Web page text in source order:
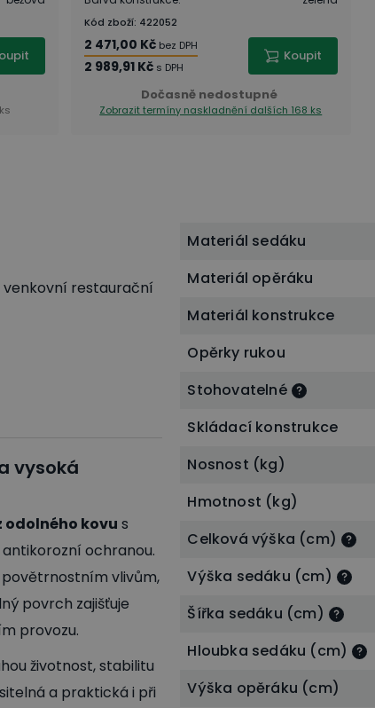
Kód zboží: 422052
2 471,00 Kč bez DPH
2 989,91 Kč s DPH
Koupit
Dočasně nedostupné
Zobrazit termíny naskladnění dalších 168 ks
restaurační
vysoká
odolného kovu s
ochranou.
povětrnostním vlivům,
povrch zajišťuje
provozu.
životnost, stabilitu
a praktická i při
Materiál sedáku
Materiál opěráku
Materiál konstrukce
Opěrky rukou
Stohovatelné
Skládací konstrukce
Nosnost (kg)
Hmotnost (kg)
Celková výška (cm)
Výška sedáku (cm)
Šířka sedáku (cm)
Hloubka sedáku (cm)
Výška opěráku (cm)